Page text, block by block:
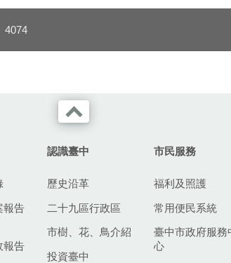
4074
報告
報告
認識臺中
歷史沿革
二十九區行政區
市樹、花、鳥介紹
投資臺中
市民服務
福利及照護
常用便民系統
臺中市政府服務
心